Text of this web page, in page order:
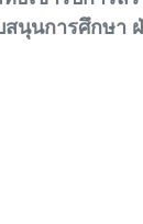
สนุนการศึกษา